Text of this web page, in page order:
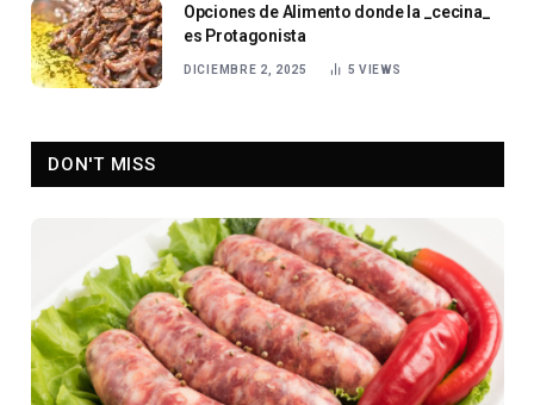
Opciones de Alimento donde la _cecina_
es Protagonista
DICIEMBRE 2, 2025 5VIEWS
DON'T MISS